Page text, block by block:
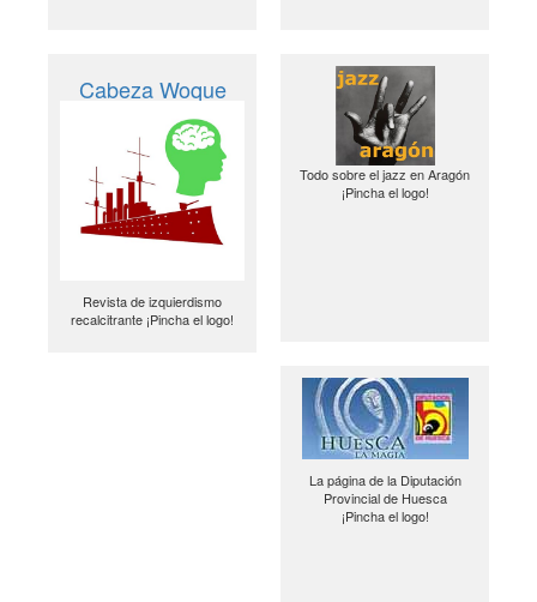
Cabeza Woque
Revista de izquierdismo
recalcitrante ¡Pincha el logo!
Todo sobre el jazz en Aragón
¡Pincha el logo!
La página de la Diputación
Provincial de Huesca
¡Pincha el logo!